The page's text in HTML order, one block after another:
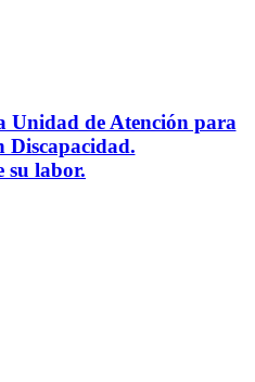
Unidad de Atención para
Discapacidad.
su labor.